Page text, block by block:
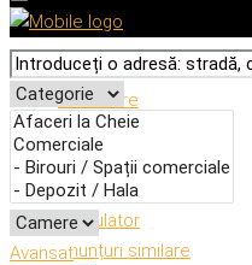
Avansat
Descriere
Caracteristici
Adresă
Detalii
Calculator
Anunțuri similare